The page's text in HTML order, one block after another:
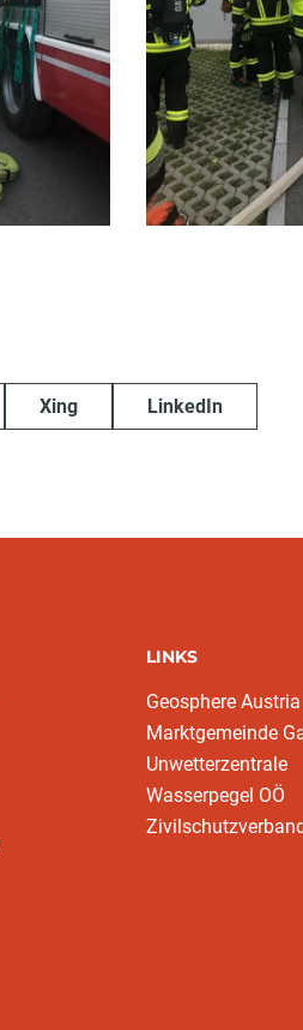
Xing LinkedIn
LINKS
Geosphere Austria
Marktgemeinde
Unwetterzentrale
Wasserpegel OÖ